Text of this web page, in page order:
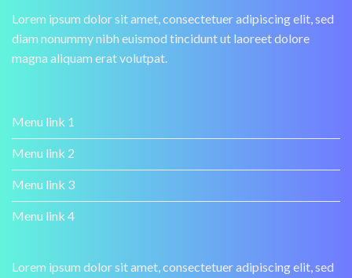
Lorem ipsum dolor sit amet, consectetuer adipiscing elit, sed
diam nonummy nibh euismod tincidunt ut laoreet dolore
magna aliquam erat volutpat.
Menu link 1
Menu link 2
Menu link 3
Menu link 4
Lorem ipsum dolor sit amet, consectetuer adipiscing elit, sed